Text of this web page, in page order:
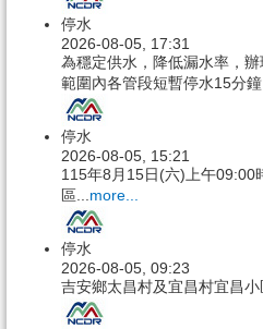
停水
2026-08-05, 17:31
為穩定供水，降低漏水率，
範圍內各管段短暫停水15分鐘
停水
2026-08-05, 15:21
115年8月15日(六)上午09:00
區... more...
停水
2026-08-05, 09:23
吉安鄉太昌村及宜昌村宜昌